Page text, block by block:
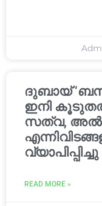
ദുബായ്
ഇനി
സത്വ, അൽ
വ്യാപിപ്പിച്ചു
READ MORE »